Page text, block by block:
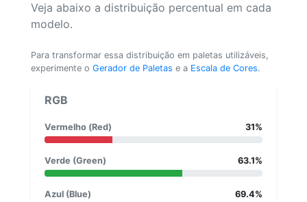
Veja abaixo a distribuição percentual em cada
modelo.
Para transformar essa distribuição em paletas utilizáveis,
experimente o Gerador de Paletas e a Escala de Cores.
RGB
Vermelho (Red) 31%
Verde (Green) 63.1%
Azul (Blue) 69.4%